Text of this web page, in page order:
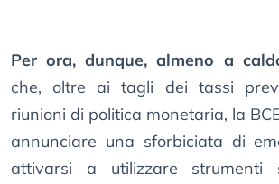
Per ora, dunque, almeno a
che, oltre ai tagli dei tassi
riunioni di politica monetaria, la
annunciare una sforbiciata di
attivarsi a utilizzare strumenti